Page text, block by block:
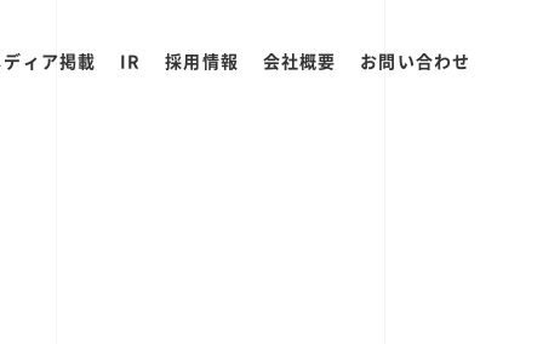
ィア掲載 IR 採用情報 会社概要 お問い合わせ